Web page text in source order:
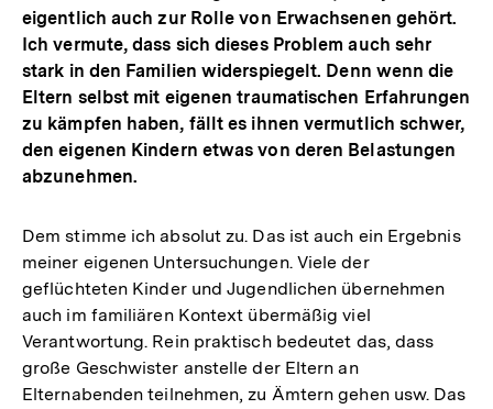
eigentlich auch zur Rolle von Erwachsenen gehört.
Ich vermute, dass sich dieses Problem auch sehr
stark in den Familien widerspiegelt. Denn wenn die
Eltern selbst mit eigenen traumatischen Erfahrungen
zu kämpfen haben, fällt es ihnen vermutlich schwer,
den eigenen Kindern etwas von deren Belastungen
abzunehmen.
Dem stimme ich absolut zu. Das ist auch ein Ergebnis
meiner eigenen Untersuchungen. Viele der
geflüchteten Kinder und Jugendlichen übernehmen
auch im familiären Kontext übermäßig viel
Verantwortung. Rein praktisch bedeutet das, dass
große Geschwister anstelle der Eltern an
Elternabenden teilnehmen, zu Ämtern gehen usw. Das